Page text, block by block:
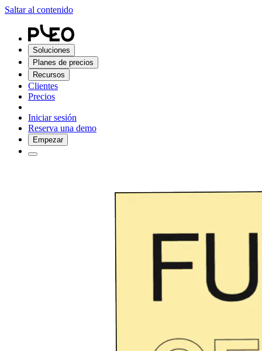
Saltar al contenido
Soluciones
Planes de precios
Recursos
Clientes
Precios
Iniciar sesión
Reserva una demo
Empezar